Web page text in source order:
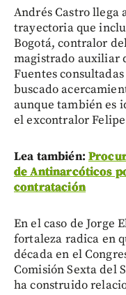
Andrés Castro llega
trayectoria que
Bogotá, contralor
magistrado auxiliar
Fuentes
buscado
aunque también es
el excontralor
Lea también:
de Antinarcóticos
contratación
En el caso de Jorge
fortaleza radica en
década en el
Comisión Sexta del
ha construido